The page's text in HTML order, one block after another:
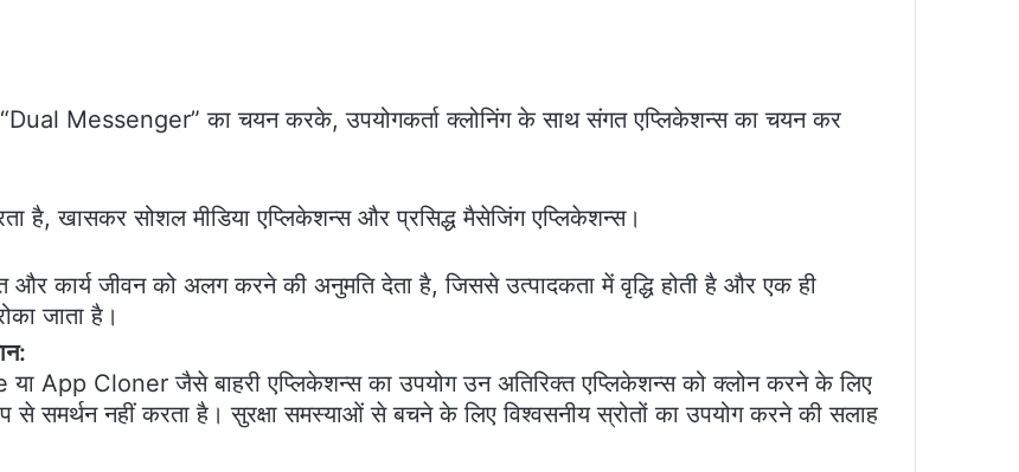
“Dual Messenger” का चयन करके, उपयोगकर्ता क्लोनिंग के साथ संगत एप्लिकेशन्स का चयन कर
है, खासकर सोशल मीडिया एप्लिकेशन्स और प्रसिद्ध मैसेजिंग एप्लिकेशन्स।
कार्य जीवन को अलग करने की अनुमति देता है, जिससे उत्पादकता में वृद्धि होती है और एक ही
जाता है।
या App Cloner जैसे बाहरी एप्लिकेशन्स का उपयोग उन अतिरिक्त एप्लिकेशन्स को क्लोन करने के लिए
समर्थन नहीं करता है। सुरक्षा समस्याओं से बचने के लिए विश्वसनीय स्रोतों का उपयोग करने की सलाह